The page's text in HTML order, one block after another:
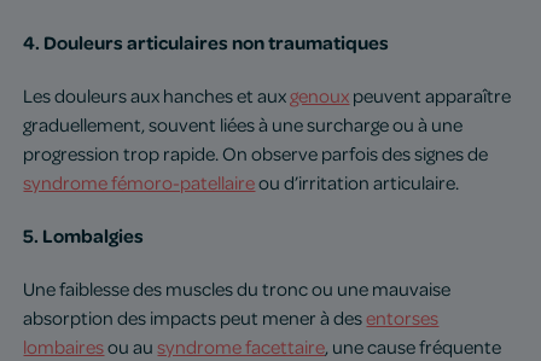
4. Douleurs articulaires non traumatiques
Les douleurs aux hanches et auxgenoux peuvent apparaître
graduellement, souvent liées à une surcharge ou à une
progression trop rapide. On observe parfois des signes de
syndrome fémoro-patellaireou d’irritation articulaire.
5. Lombalgies
Une faiblesse des muscles du tronc ou une mauvaise
absorption des impacts peut mener à desentorses
lombairesou ausyndrome facettaire, une cause fréquente